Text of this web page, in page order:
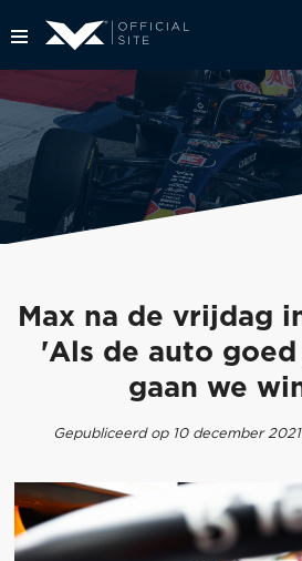
Max na de vrijdag
'Als de auto
gaan we
Gepubliceerd op 10 december